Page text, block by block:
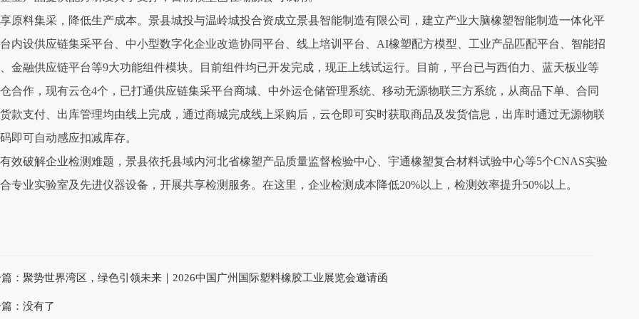
原料集采，降低生产成本。景县城投与温岭城投合资成立景县智能制造有限公司，建立产业大脑橡塑智能制造一体化平
内设供应链集采平台、中小型数字化企业改造协同平台、线上培训平台、AI橡塑配方模型、工业产品匹配平台、智能招
金融供应链平台等9大功能组件模块。目前组件均已开发完成，现正上线试运行。目前，平台已与西伯力、蓝天板业等
合作，现有云仓4个，已打通供应链集采平台商城、中外运仓储管理系统、移动无源物联三方系统，从商品下单、合同
款支付、出库管理均由线上完成，通过商城完成线上采购后，云仓即可实时获取商品及发货信息，出库时通过无源物联
即可自动感应扣减库存。
效破解企业检测难题，景县依托县域内河北省橡塑产品质量监督检验中心、宇通橡塑复合材料试验中心等5个CNAS实验
专业实验室及先进仪器设备，开展共享检测服务。在这里，企业检测成本降低20%以上，检测效率提升50%以上。
： 聚势世界湾区，绿色引领未来｜2026中国广州国际塑料橡胶工业展览会邀请函
：没有了